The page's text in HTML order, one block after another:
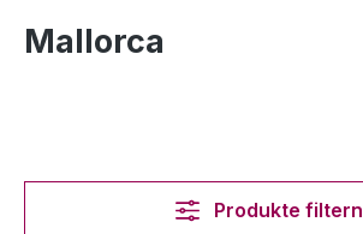
Mallorca
Produkte filtern